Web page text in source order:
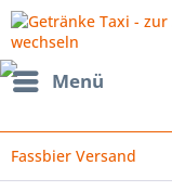
Menü
Fassbier Versand